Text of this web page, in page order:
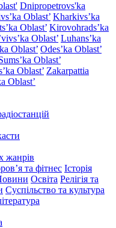
Dnipropetrovs'ka
Oblast’ Kharkivs’ka
Oblast’ Kirovohrads’ka
Oblast’ Luhans’ka
Oblast’ Odes’ka Oblast’
Oblast’
Oblast’ Zakarpattia
Oblast’
жанрів
та фітнес Історія
Освіта Релігія та
Суспільство та культура